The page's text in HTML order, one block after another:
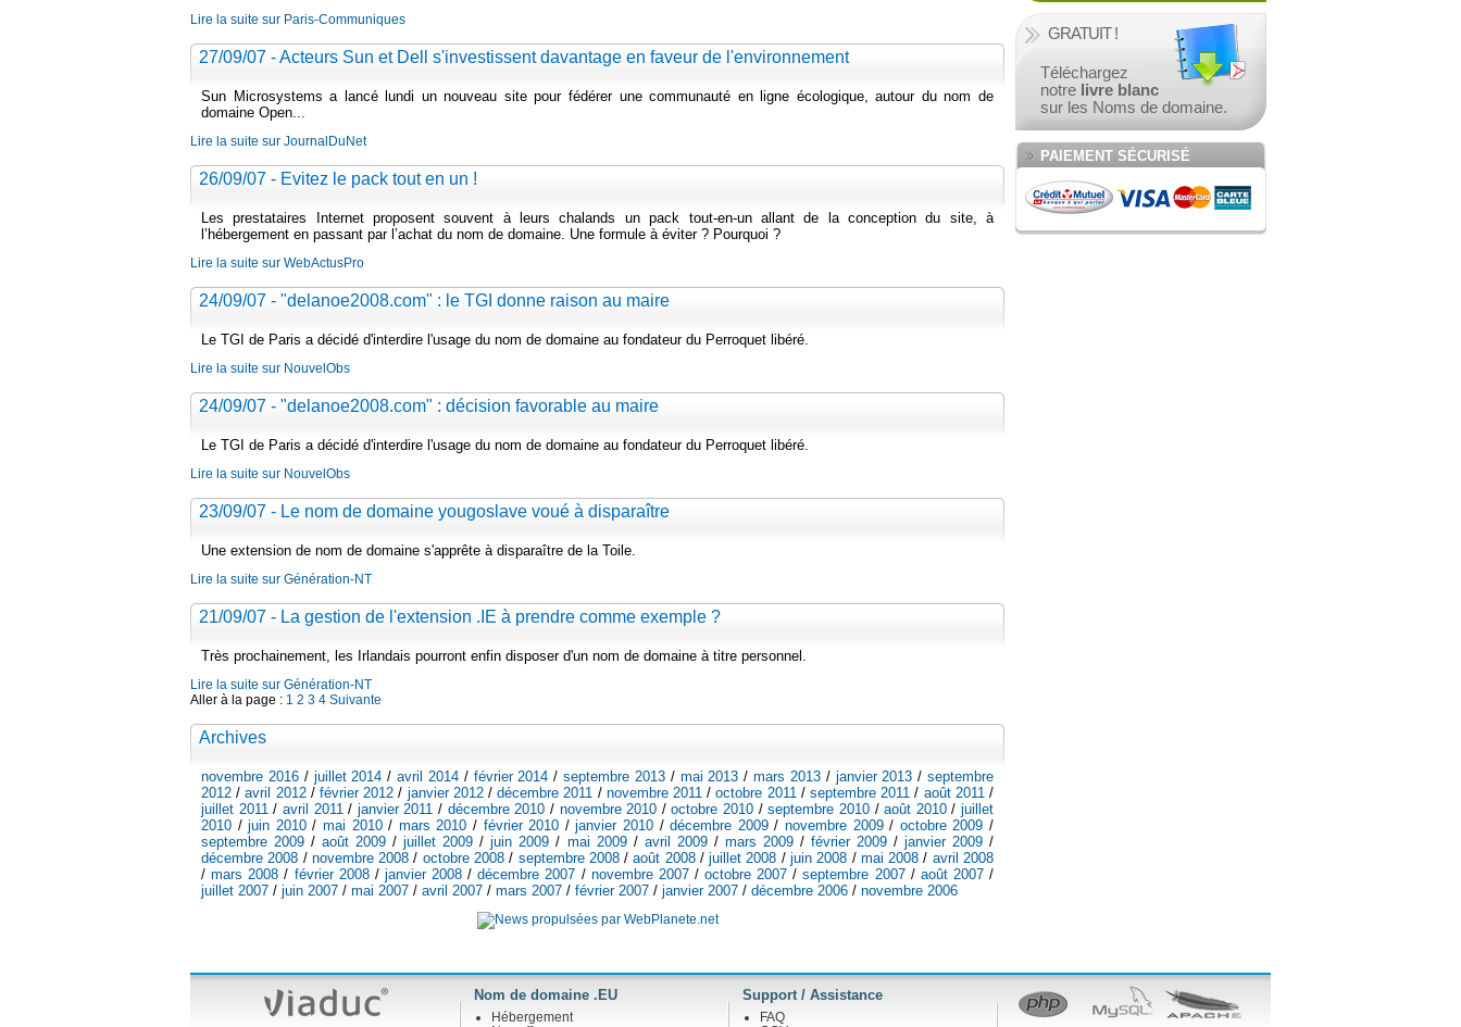
Lire la suite sur Paris-Communiques
27/09/07 - Acteurs Sun et Dell s'investissent davantage en faveur de l'environnement
Sun Microsystems a lancé lundi un nouveau site pour fédérer une communauté en ligne écologique, autour du nom de
domaine Open...
Lire la suite sur JournalDuNet
26/09/07 - Evitez le pack tout en un !
Les prestataires Internet proposent souvent à leurs chalands un pack tout-en-un allant de la conception du site, à
l’hébergement en passant par l’achat du nom de domaine. Une formule à éviter ? Pourquoi ?
Lire la suite sur WebActusPro
24/09/07 - "delanoe2008.com" : le TGI donne raison au maire
Le TGI de Paris a décidé d'interdire l'usage du nom de domaine au fondateur du Perroquet libéré.
Lire la suite sur NouvelObs
24/09/07 - "delanoe2008.com" : décision favorable au maire
Le TGI de Paris a décidé d'interdire l'usage du nom de domaine au fondateur du Perroquet libéré.
Lire la suite sur NouvelObs
23/09/07 - Le nom de domaine yougoslave voué à disparaître
Une extension de nom de domaine s'apprête à disparaître de la Toile.
Lire la suite sur Génération-NT
21/09/07 - La gestion de l'extension .IE à prendre comme exemple ?
Très prochainement, les Irlandais pourront enfin disposer d'un nom de domaine à titre personnel.
Lire la suite sur Génération-NT
Aller à la page : 1 2 3 4 Suivante
Archives
novembre 2016/ juillet 2014 /avril 2014/ février 2014 /septembre 2013/ mai 2013 /mars 2013/ janvier 2013 /septembre
2012 /avril 2012/février 2012 / janvier 2012/décembre 2011 / novembre 2011 /octobre 2011/septembre 2011 / août 2011/
juillet 2011/ avril 2011/ janvier 2011 / décembre 2010 / novembre 2010 /octobre 2010 /septembre 2010/août 2010/ juillet
2010 /juin 2010/mai 2010/ mars 2010 / février 2010 /janvier 2010 /décembre 2009/novembre 2009/ octobre 2009 /
septembre 2009 /août 2009 /juillet 2009 /juin 2009 / mai 2009/ avril 2009/ mars 2009/ février 2009/ janvier 2009 /
décembre 2008 / novembre 2008 / octobre 2008/ septembre 2008/août 2008/juillet 2008 /juin 2008 / mai 2008 / avril 2008
/mars 2008 / février 2008/ janvier 2008 /décembre 2007 / novembre 2007/ octobre 2007 /septembre 2007/ août 2007/
juillet 2007 / juin 2007 / mai 2007 / avril 2007 / mars 2007 / février 2007 / janvier 2007 / décembre 2006 / novembre 2006
GRATUIT !
Téléchargez
notre livre blanc
sur les Noms de domaine.
PAIEMENT SÉCURISÉ
Nom de domaine .EU
Hébergement
Support / Assistance
FAQ